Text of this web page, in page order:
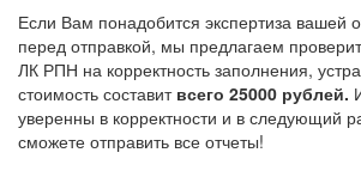
Если Вам понадобится экспертиза вашей
перед отправкой, мы предлагаем
ЛК РПН на корректность заполнения,
стоимость составит всего 25000 рублей.
уверенны в корректности и в следующий
сможете отправить все отчеты!